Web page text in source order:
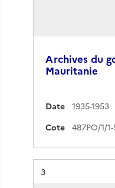
Archives du
Mauritanie
Date
1935-1953
Cote
487PO/1/
Résultat n°
3